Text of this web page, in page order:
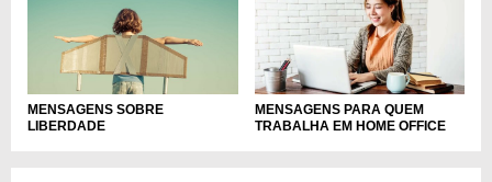
MENSAGENS SOBRE
LIBERDADE
MENSAGENS PARA QUEM
TRABALHA EM HOME OFFICE